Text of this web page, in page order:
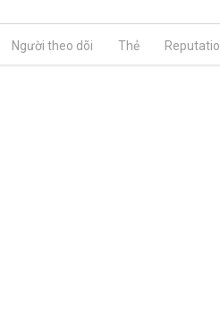
Người theo dõi Thẻ